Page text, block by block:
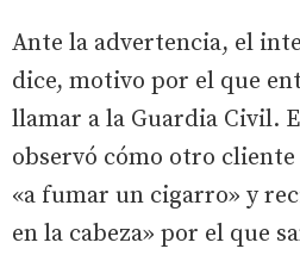
Ante la advertencia, el
dice, motivo por el que
llamar a la Guardia Civil.
observó cómo otro
«a fumar un cigarro» y
en la cabeza» por el que